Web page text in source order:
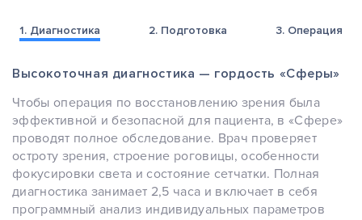
1. Диагностика 2. Подготовка 3. Операция
Высокоточная диагностика — гордость «Сферы»
Чтобы операция по восстановлению зрения была
эффективной и безопасной для пациента, в «Сфере»
проводят полное обследование. Врач проверяет
остроту зрения, строение роговицы, особенности
фокусировки света и состояние сетчатки. Полная
диагностика занимает 2,5 часа и включает в себя
программный анализ индивидуальных параметров